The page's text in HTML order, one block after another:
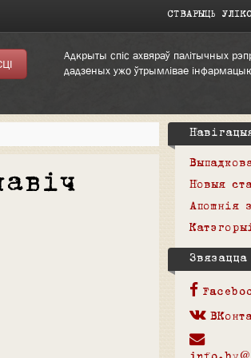
СТВАРЫЦЬ
Адкрыты спіс ахвяраў палітычных
дадзеных ужо ўтрымлівае
Новыя
Апошнія